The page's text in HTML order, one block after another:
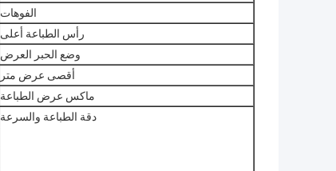
الفوهات
رأس الطباعة أعلى
وضع الحبر العرض
أقصى عرض متر
ماكس عرض الطباعة
دقة الطباعة والسرعة